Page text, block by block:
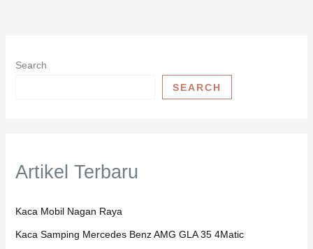
Search
SEARCH
Artikel Terbaru
Kaca Mobil Nagan Raya
Kaca Samping Mercedes Benz AMG GLA 35 4Matic